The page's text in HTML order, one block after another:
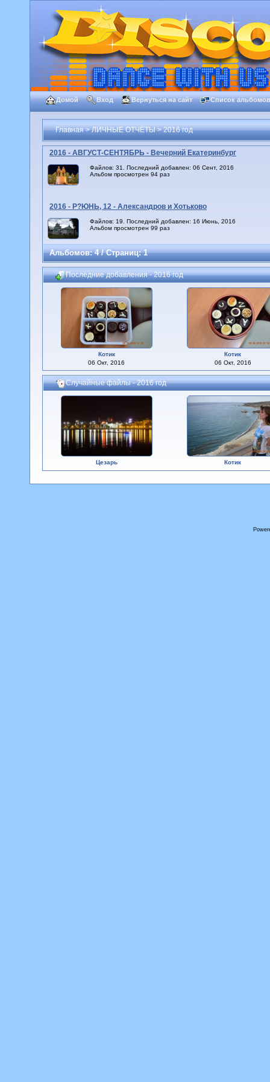
Домой Вход Вернуться на сайт Список альбомов
Главная>ЛИЧНЫЕ ОТЧЁТЫ>2016 год
2016 - АВГУСТ-СЕНТЯБРЬ - Вечерний Екатеринбург
Файлов: 31. Последний добавлен: 06 Сент, 2016
Альбом просмотрен 94 раз
2016 - Р?ЮНЬ, 12 - Александров и Хотьково
Файлов: 19. Последний добавлен: 16 Июнь, 2016
Альбом просмотрен 99 раз
Альбомов: 4 / Страниц: 1
Последние добавления - 2016 год
Котик
06 Окт, 2016
Котик
06 Окт, 2016
Случайные файлы - 2016 год
Цезарь Котик